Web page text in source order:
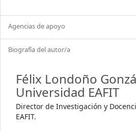
Agencias de apoyo
Biografía del autor/a
Félix Londoño
Universidad EAFIT
Director de Investigación y
EAFIT.